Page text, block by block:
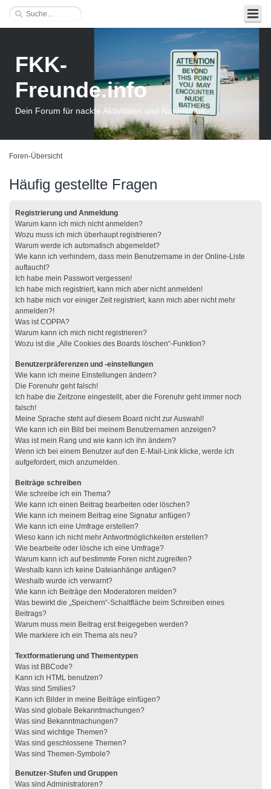
FKK-
Freunde.info
Dein Forum für nackte Aktivitäten und Naturismus
Foren-Übersicht
Häufig gestellte Fragen
Registrierung und Anmeldung
Warum kann ich mich nicht anmelden?
Wozu muss ich mich überhaupt registrieren?
Warum werde ich automatisch abgemeldet?
Wie kann ich verhindern, dass mein Benutzername in der Online-Liste
auftaucht?
Ich habe mein Passwort vergessen!
Ich habe mich registriert, kann mich aber nicht anmelden!
Ich habe mich vor einiger Zeit registriert, kann mich aber nicht mehr
anmelden?!
Was ist COPPA?
Warum kann ich mich nicht registrieren?
Wozu ist die „Alle Cookies des Boards löschen“-Funktion?
Benutzerpräferenzen und -einstellungen
Wie kann ich meine Einstellungen ändern?
Die Forenuhr geht falsch!
Ich habe die Zeitzone eingestellt, aber die Forenuhr geht immer noch
falsch!
Meine Sprache steht auf diesem Board nicht zur Auswahl!
Wie kann ich ein Bild bei meinem Benutzernamen anzeigen?
Was ist mein Rang und wie kann ich ihn ändern?
Wenn ich bei einem Benutzer auf den E-Mail-Link klicke, werde ich
aufgefordert, mich anzumelden.
Beiträge schreiben
Wie schreibe ich ein Thema?
Wie kann ich einen Beitrag bearbeiten oder löschen?
Wie kann ich meinem Beitrag eine Signatur anfügen?
Wie kann ich eine Umfrage erstellen?
Wieso kann ich nicht mehr Antwortmöglichkeiten erstellen?
Wie bearbeite oder lösche ich eine Umfrage?
Warum kann ich auf bestimmte Foren nicht zugreifen?
Weshalb kann ich keine Dateianhänge anfügen?
Weshalb wurde ich verwarnt?
Wie kann ich Beiträge den Moderatoren melden?
Was bewirkt die „Speichern“-Schaltfläche beim Schreiben eines
Beitrags?
Warum muss mein Beitrag erst freigegeben werden?
Wie markiere ich ein Thema als neu?
Textformatierung und Thementypen
Was ist BBCode?
Kann ich HTML benutzen?
Was sind Smilies?
Kann ich Bilder in meine Beiträge einfügen?
Was sind globale Bekanntmachungen?
Was sind Bekanntmachungen?
Was sind wichtige Themen?
Was sind geschlossene Themen?
Was sind Themen-Symbole?
Benutzer-Stufen und Gruppen
Was sind Administratoren?